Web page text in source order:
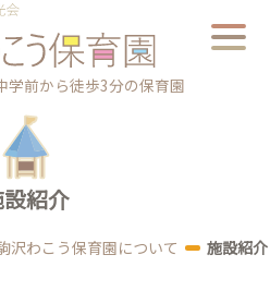
学前から徒歩3分の保育園
紹介
沢わこう保育園について 施設紹介